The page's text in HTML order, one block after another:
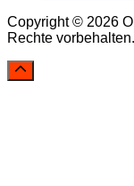
Copyright © 2026
Rechte vorbehalten.